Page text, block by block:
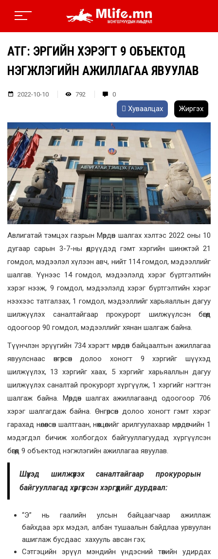
АТГ: ЭРҮҮГИЙН ХЭРЭГТ 9 ОБЪЕКТОД
НЭГЖЛЭГИЙН АЖИЛЛАГАА ЯВУУЛАВ
2022-10-10 792 0
Хуваалцах Жиргэх
Авлигатай тэмцэх газрын Мөрдөн шалгах хэлтэс 2022 оны 10
дугаар сарын 3-7-ны өдрүүдэд гэмт хэргийн шинжтэй 21
гомдол, мэдээлэл хүлээн авч, нийт 114 гомдол, мэдээллийг
шалгав. Үүнээс 14 гомдол, мэдээлэлд хэрэг бүртгэлтийн
хэрэг нээж, 9 гомдол, мэдээлэлд хэрэг бүртгэлтийн хэрэг
нээхээс татгалзах, 1 гомдол, мэдээллийг харьяаллын дагуу
шилжүүлэх саналтайгаар прокурорт шилжүүлсэн бөгөөд
одоогоор 90 гомдол, мэдээллийг хянан шалгаж байна.
Түүнчлэн эрүүгийн 734 хэрэгт мөрдөн байцаалтын ажиллагаа
явуулснаас өнгөрсөн долоо хоногт 9 хэргийг шүүхэд
шилжүүлэх, 13 хэргийг хаах, 5 хэргийг харьяаллын дагуу
шилжүүлэх саналтай прокурорт хүргүүлж, 1 хэргийг нэгтгэн
шалгаж байна. Мөрдөн шалгах ажиллагаанд одоогоор 706
хэрэг шалгагдаж байна. Өнгөрсөн долоо хоногт гэмт хэрэг
гарахад нөлөөлсөн шалтгаан, нөхцөлийг арилгуулахаар мөрдөгчийн 1
мэдэгдэл бичиж холбогдох байгууллагуудад хүргүүлсэн
бөгөөд 9 объектод нэгжлэгийн ажиллагаа явуулав.
Шүүхэд шилжүүлэх саналтайгаар прокурорын
байгууллагад хүргүүлсэн хэргүүдийг дурдвал:
“Э” нь гаалийн улсын байцаагчаар ажиллаж
байхдаа эрх мэдэл, албан тушаалын байдлаа урвуулан
ашиглаж бусдаас хахууль авсан гэх;
Сэтгэцийн эрүүл мэндийн үндэсний төвийн удирдах